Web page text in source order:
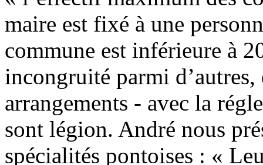
maire est fixé à une
commune est inférieure à
incongruité parmi
arrangements - avec la
sont légion. André nous
spécialités pontoises : «